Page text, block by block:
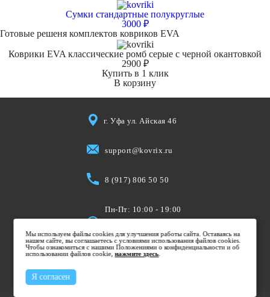
Сумки стандартные полукруглые
3000 ₽
Готовые решеня комплектов ковриков EVA
Коврики EVA классические ромб серые с черной окантовкой
2900 ₽
Купить в 1 клик
В корзину
г. Уфа ул. Айская 46
support@kovrix.ru
8 (917) 806 50 50
Пн-Пт: 10:00 - 19:00
Вс: Выходной
Мы используем файлы cookies для улучшения работы сайта. Оставаясь на
нашем сайте, вы соглашаетесь с условиями использования файлов cookies.
Чтобы ознакомиться с нашими Положениями о конфиденциальности и об
использовании файлов cookie,нажмите здесь.
Я согласен